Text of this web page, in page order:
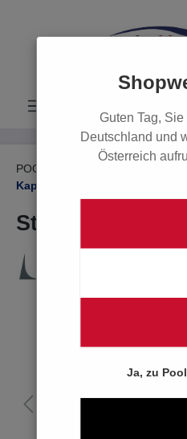
Guten Tag,
Deutschland und
Österreich
Ja, zu
POOL
Kappen & Gewindestücke
Stopfen mit